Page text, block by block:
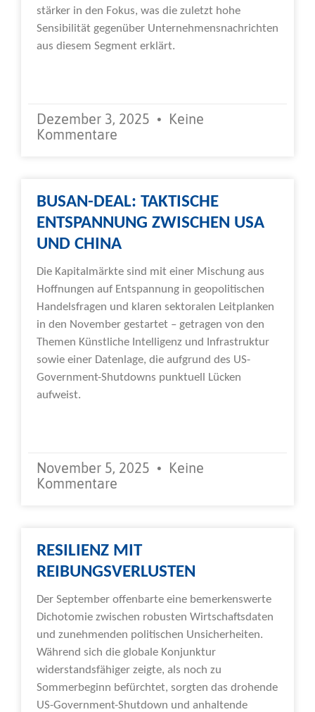
stärker in den Fokus, was die zuletzt hohe
Sensibilität gegenüber Unternehmensnachrichten
aus diesem Segment erklärt.
Dezember 3, 2025
Keine
Kommentare
BUSAN-DEAL: TAKTISCHE
ENTSPANNUNG ZWISCHEN USA
UND CHINA
Die Kapitalmärkte sind mit einer Mischung aus
Hoffnungen auf Entspannung in geopolitischen
Handelsfragen und klaren sektoralen Leitplanken
in den November gestartet – getragen von den
Themen Künstliche Intelligenz und Infrastruktur
sowie einer Datenlage, die aufgrund des US-
Government-Shutdowns punktuell Lücken
aufweist.
November 5, 2025
Keine
Kommentare
RESILIENZ MIT
REIBUNGSVERLUSTEN
Der September offenbarte eine bemerkenswerte
Dichotomie zwischen robusten Wirtschaftsdaten
und zunehmenden politischen Unsicherheiten.
Während sich die globale Konjunktur
widerstandsfähiger zeigte, als noch zu
Sommerbeginn befürchtet, sorgten das drohende
US-Government-Shutdown und anhaltende